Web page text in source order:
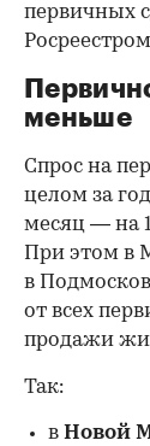
первичных
меньше
Спрос на
целом за
месяц — на
При этом в
в
от всех
продажи
Так:
в Новой